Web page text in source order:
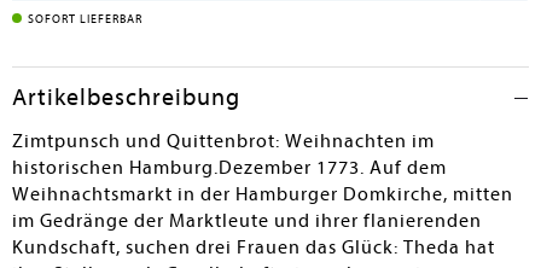
SOFORT LIEFERBAR
Artikelbeschreibung
Zimtpunsch und Quittenbrot: Weihnachten im
historischen Hamburg.Dezember 1773. Auf dem
Weihnachtsmarkt in der Hamburger Domkirche, mitten
im Gedränge der Marktleute und ihrer flanierenden
Kundschaft, suchen drei Frauen das Glück: Theda hat